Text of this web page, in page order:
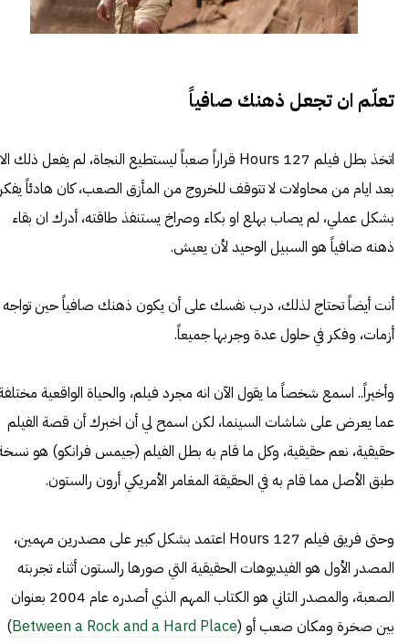
تعلّم ان تجعل ذهنك صافياً
اتخذ بطل فيلم 127 Hours قراراً صعباً ليستطيع النجاة، لم يفعل ذلك الا
بعد ايام من محاولات لا تتوقف للخروج من المأزق الصعب، كان هادئاً
بشكل عملي، لم يصاب بهلع او بكاء وصراخ يستنفذ طاقته، أدرك ان بقاء
ذهنه صافياً هو السبيل الوحيد لأن يعيش.
أنت أيضاً تحتاج لذلك، درب نفسك على أن يكون ذهنك صافياً حين تواجه
أزمات، وفكر في حلول عدة وجربها جميعاً.
وأخيراً.. اسمع شخصاً ما يقول الآن انه مجرد فيلم، والحياة الواقعية
عما يعرض على شاشات السينما، لكن اسمح لي أن اخبرك أن قصة الفيلم
حقيقية، نعم حقيقية، وكل ما قام به بطل الفيلم (جيمس فرانكو) هو
طبق الأصل مما قام به في الحقيقة المغامر الأمريكي أرون رالستون.
وحتى فريق فيلم 127 Hours اعتمد بشكل كبير على مصدرين مهمين،
المصدر الأول هو الفيديوهات الحقيقية التي صورها رالستون أثناء تجربته
الصعبة، والمصدر الثاني هو الكتاب المهم الذي أصدره عام 2004 بعنوان
بين صخرة ومكان صعب أو (Between a Rock and a Hard Place
)